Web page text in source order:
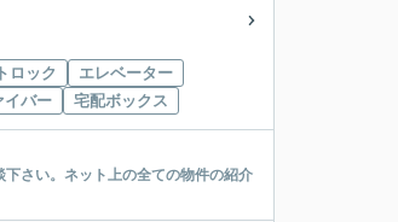
ロック
エレベーター
イバー 宅配ボックス
さい。ネット上の全ての物件の紹介